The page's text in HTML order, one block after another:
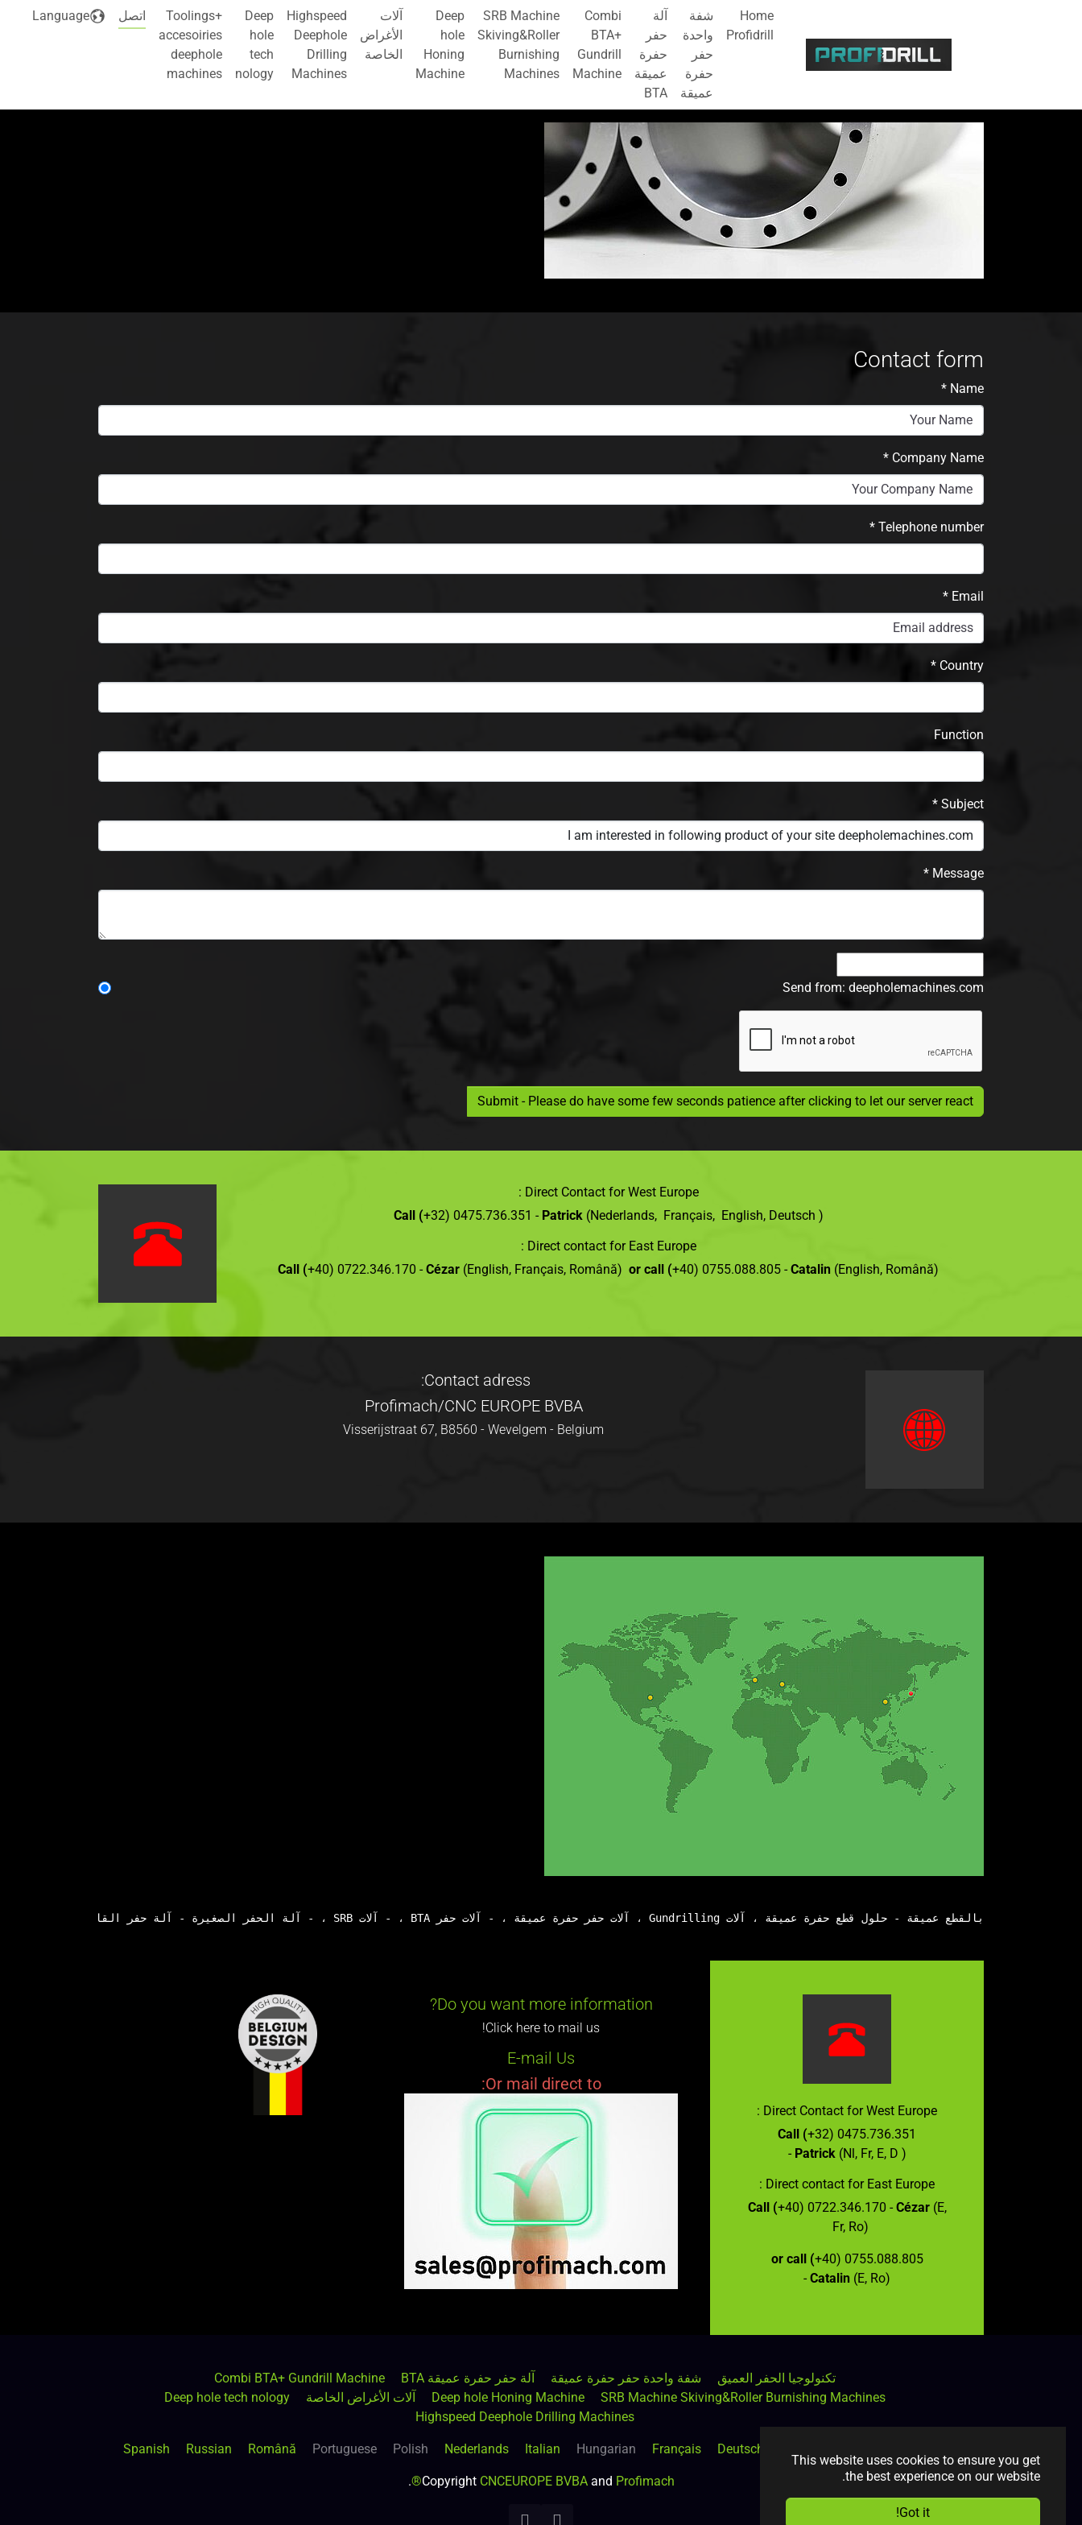
This website uses cookies to ensure you get
the best experience on our website.
Got it!
Home
Profidrill
شفة
واحدة
حفر
حفرة
عميقة
آلة
حفر
حفرة
عميقة
BTA
Combi
BTA+
Gundrill
Machine
SRB Machine
Skiving&Roller
Burnishing
Machines
Deep
hole
Honing
Machine
آلات
الأغراض
الخاصة
Highspeed
Deephole
Drilling
Machines
Deep
hole
tech
nology
Toolings+
accesoiries
deephole
machines
اتصل Language
Contact form
Name
*
Company Name
*
Telephone number
*
Email
*
Country
*
Function
Subject
*
Message
*
Send from: deepholemachines.com
Submit - Please do have some few seconds patience after clicking to let our server react
Direct Contact for West Europe :
Call (+32) 0475.736.351 - Patrick(Nederlands, Français, English, Deutsch )
Direct contact for East Europe :
Call (+40) 0722.346.170 -Cézar (English, Français, Română) or call (+40) 0755.088.805 -Catalin (English, Română)
Contact adress:
Profimach/CNC EUROPE BVBA
Visserijstraat 67, B8560 - Wevelgem - Belgium
بالقطع عميقة - حلول قطع حفرة عميقة ، آلات Gundrilling ، آلات حفر حفرة عميقة ، - آلات حفر BTA ، - آلات SRB ، - آلة الحفر الصغيرة - آلة حفر القالب - آلة حفر نوع الجدول نظرة عامة على الآلات حفرة عميقة ، حفر حفرة عميقة - Gundrilling - BTA - Trepanning ، آلات إحضار CNC أحادية الإحداثيات أحادية المحور ، آلات إحضار CNC أحادية الإحداثيات أحادية الإحداثيات ، آلة حفر وثقب أحادية المغزل أحادية الإحداثيات ، آلة حفر وثقب حفرة عميقة - آلات حفر وحفر BTA ، آلات Trepanning أو آلة حفر بقطر كبير - آلة BTA ذات القطر الكبير ، SRB - ماكينات الصقل والتقطيع ، الصقل العميق للثقب - التشطيب الأسطواني - الصقل الأسطواني ، آلة شحذ الحفرة العميقة ، آلة الحفر لتشكيل القاع ، PROFIDRILL PDDV-HS: آلات الحفر العمودي العميقة عالية السرعة ، الثقب العميق التكنولوجيا ، ملحقات الثقب العميق ، Profimach ، Profidrill ، آلات الثقب العميق ، حلول قطع الثقب العميق ، المسدس آلات الحفر ، آلات الحفر العميق ، آلات الحفر BTA ، آلات الحفر والثقب العميق ، آلات الحفر العميق ، آلات SRB ، آلات الصقل الأسطوانية ، آلات شحذ الحفر العميقة. نظام حفر حفرة عميقة أنبوب واحد STS ، نظام حفر حفرة عميقة أنبوب مزدوج DTS ، آلة الحفر الصغيرة - آلة حفر القالب - آلة حفر حفرة عميقة الجدول ، آلات الحفر العكسي ، آلات السحب الممل ، آلات الحفر عميقة السرعة
Direct Contact for West Europe :
Call (+32) 0475.736.351
- Patrick(Nl, Fr, E, D )
Direct contact for East Europe :
Call (+40) 0722.346.170 - Cézar (E,
Fr, Ro)
or call (+40) 0755.088.805
- Catalin (E, Ro)
Do you want more information?
Click here to mail us!
E-mail Us
Or mail direct to:
تكنولوجيا الحفر العميق شفة واحدة حفر حفرة عميقة آلة حفر حفرة عميقة BTA
Combi BTA+ Gundrill Machine
SRB Machine Skiving&Roller Burnishing Machines
Deep hole Honing Machine آلات الأغراض الخاصة
Deep hole tech nology
Highspeed Deephole Drilling Machines
Deutsch
Français
Hungarian
Italian
Nederlands
Polish
Portuguese
Română
Russian
Spanish
Copyright CNCEUROPE BVBAand Profimach®
.